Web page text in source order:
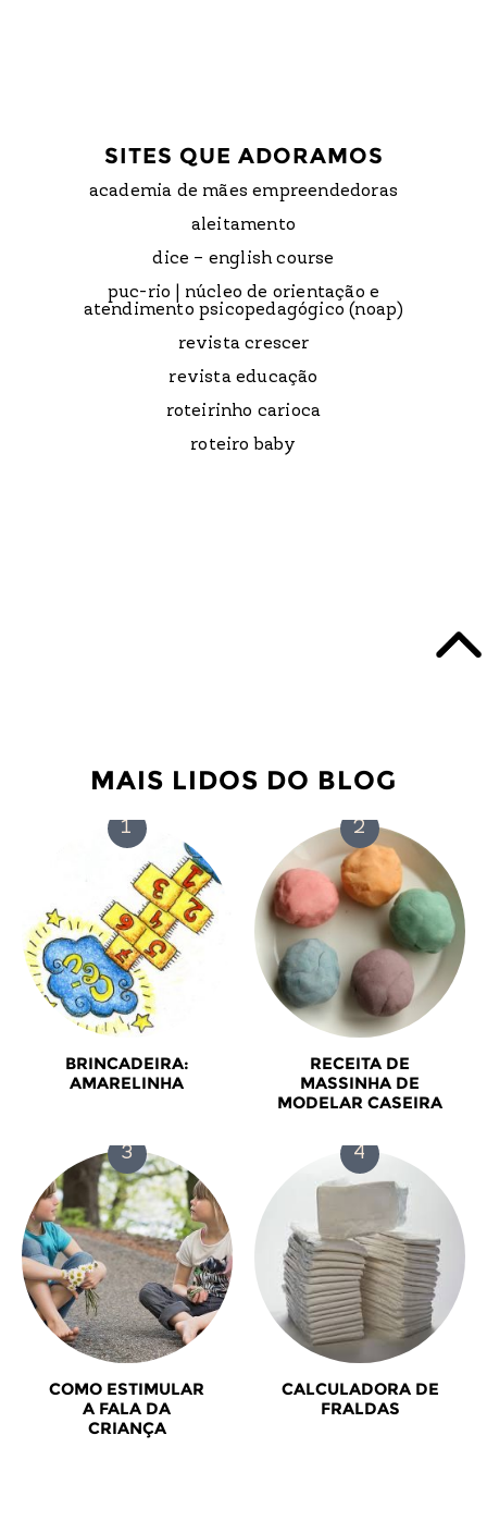
SITES QUE ADORAMOS
academia de mães empreendedoras
aleitamento
dice – english course
puc-rio | núcleo de orientação e
atendimento psicopedagógico (noap)
revista crescer
revista educação
roteirinho carioca
roteiro baby
MAIS LIDOS DO BLOG
BRINCADEIRA:
AMARELINHA
RECEITA DE
MASSINHA DE
MODELAR CASEIRA
COMO ESTIMULAR
A FALA DA
CRIANÇA
CALCULADORA DE
FRALDAS